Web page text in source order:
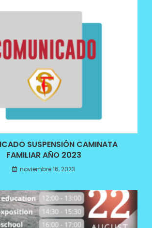
SUSPENSIÓN CAMINATA
FAMILIAR AÑO 2023
noviembre 16, 2023